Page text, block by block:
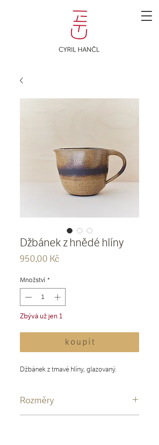
Džbánek z hnědé hlíny
950,00 KčCena
Množství *
Zbývá už jen 1
k o u p i t
Džbánek z tmavé hlíny, glazovaný.
Rozměry